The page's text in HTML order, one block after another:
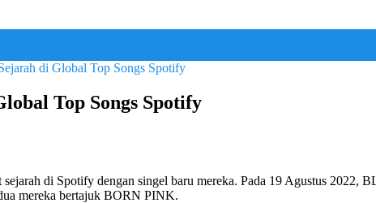
di Global Top Songs Spotify
Top Songs Spotify
di Spotify dengan singel baru mereka. Pada 19 Agustus 2022,
mereka bertajuk BORN PINK.